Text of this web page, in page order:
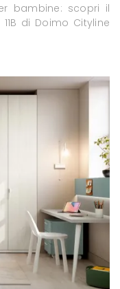
bambine: scopri il
di Doimo Cityline